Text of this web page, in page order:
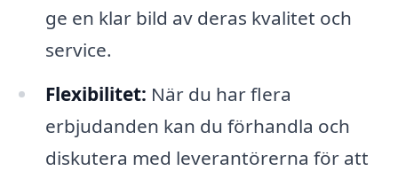
ge en klar bild av deras kvalitet och
service.
Flexibilitet: När du har flera
erbjudanden kan du förhandla och
diskutera med leverantörerna för att